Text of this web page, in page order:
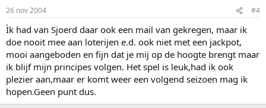
26 nov 2004 #4
Ìk had van Sjoerd daar ook een mail van gekregen, maar ik
doe nooit mee aan loterijen e.d. ook niet met een jackpot,
mooi aangeboden en fijn dat je mij op de hoogte brengt maar
ik blijf mijn principes volgen. Het spel is leuk,had ik ook
plezier aan,maar er komt weer een volgend seizoen mag ik
hopen.Geen punt dus.